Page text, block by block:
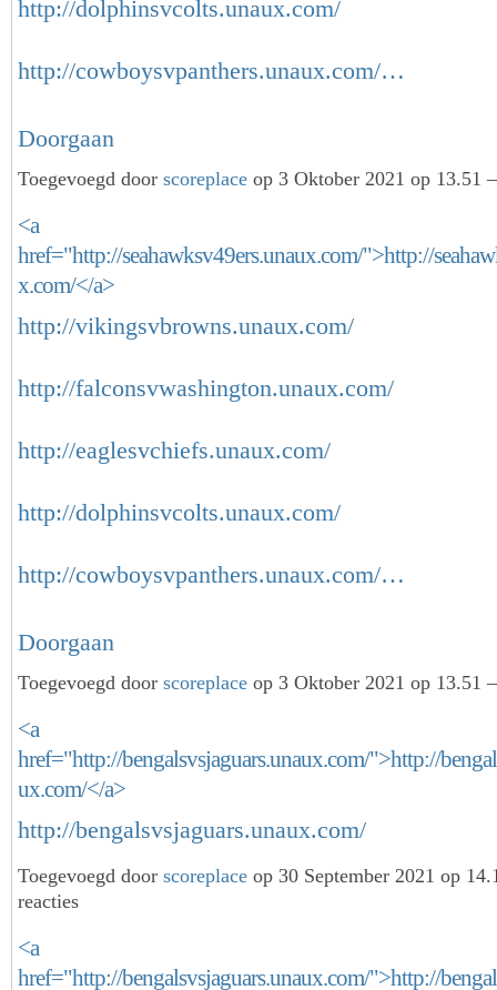
http://dolphinsvcolts.unaux.com/
http://cowboysvpanthers.unaux.com/…
Doorgaan
Toegevoegd door scoreplace op 3 Oktober 2021 op 13.51
<a
href="http://seahawksv49ers.unaux.com/">http://
x.com/</a>
http://vikingsvbrowns.unaux.com/
http://falconsvwashington.unaux.com/
http://eaglesvchiefs.unaux.com/
http://dolphinsvcolts.unaux.com/
http://cowboysvpanthers.unaux.com/…
Doorgaan
Toegevoegd door scoreplace op 3 Oktober 2021 op 13.51
<a
href="http://bengalsvsjaguars.unaux.com/">http://
ux.com/</a>
http://bengalsvsjaguars.unaux.com/
Toegevoegd door scoreplace op 30 September 2021 op
reacties
<a
href="http://bengalsvsjaguars.unaux.com/">http://